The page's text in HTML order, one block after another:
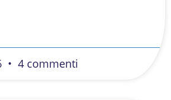
4 commenti